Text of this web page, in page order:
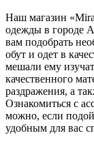
Наш магазин
одежды в городе
вам подобрать
обут и одет в
мешали ему
качественного
раздражения, а
Ознакомиться с
можно, если
удобным для вас